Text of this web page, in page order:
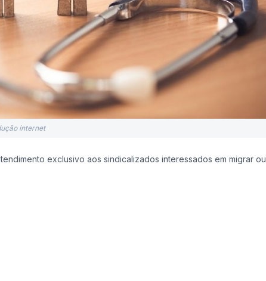
internet
exclusivo aos sindicalizados interessados em migrar ou